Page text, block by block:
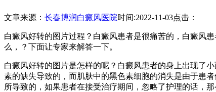
文章来源： 长春博润白癜风医院时间:2022-11-03点击：
白癜风好转的图片过程？白癜风患者是很痛苦的，白癜风
么，？下面让专家来解答一下。
白癜风好转的图片是怎样的呢？白癜风患者的身上出现了
素的缺失导致的，而肌肤中的黑色素细胞的消失是由于患
所导致的，如果患者在接受治疗期间，忽略了护理的话，